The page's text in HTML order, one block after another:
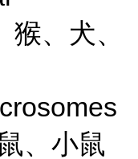
、犬、
、小鼠